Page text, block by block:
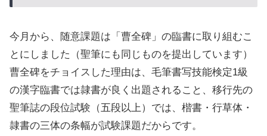
今月から、随意課題は「曹全碑」の臨書に取り組むこ
とにしました（聖筆にも同じものを提出しています）
曹全碑をチョイスした理由は、毛筆書写技能検定1級
の漢字臨書では隷書が良く出題されること、移行先の
聖筆誌の段位試験（五段以上）では、楷書・行草体・
隷書の三体の条幅が試験課題だからです。